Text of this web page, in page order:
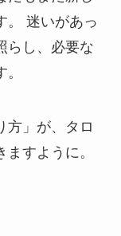
。 迷いがあっ
らし、必要な
方」が、タロ
すように。